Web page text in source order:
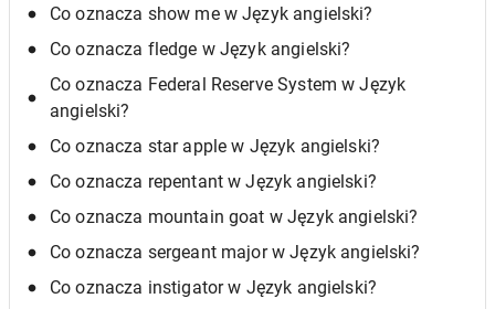
Co oznacza show me w Język angielski?
Co oznacza fledge w Język angielski?
Co oznacza Federal Reserve System w Język
angielski?
Co oznacza star apple w Język angielski?
Co oznacza repentant w Język angielski?
Co oznacza mountain goat w Język angielski?
Co oznacza sergeant major w Język angielski?
Co oznacza instigator w Język angielski?